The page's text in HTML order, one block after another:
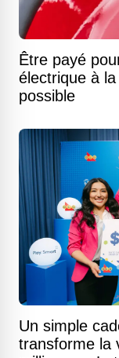
Être payé
électrique à
possible
Un simple
transforme la